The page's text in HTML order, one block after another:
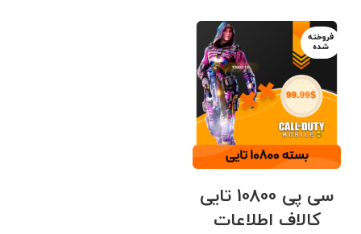
فروخته
شده
سی پی 10800 تایی
کالاف اطلاعات